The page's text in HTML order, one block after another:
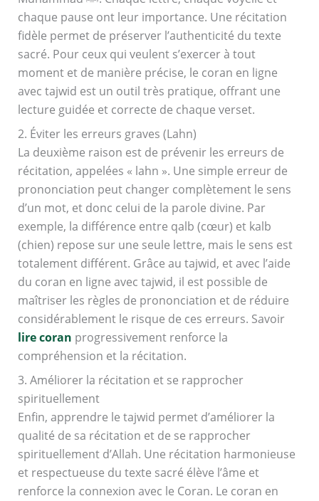
chaque pause ont leur importance. Une récitation
fidèle permet de préserver l’authenticité du texte
sacré. Pour ceux qui veulent s’exercer à tout
moment et de manière précise, le coran en ligne
avec tajwid est un outil très pratique, offrant une
lecture guidée et correcte de chaque verset.
2. Éviter les erreurs graves (Lahn)
La deuxième raison est de prévenir les erreurs de
récitation, appelées « lahn ». Une simple erreur de
prononciation peut changer complètement le sens
d’un mot, et donc celui de la parole divine. Par
exemple, la différence entre qalb (cœur) et kalb
(chien) repose sur une seule lettre, mais le sens est
totalement différent. Grâce au tajwid, et avec l’aide
du coran en ligne avec tajwid, il est possible de
maîtriser les règles de prononciation et de réduire
considérablement le risque de ces erreurs. Savoir
lire coran progressivement renforce la
compréhension et la récitation.
3. Améliorer la récitation et se rapprocher
spirituellement
Enfin, apprendre le tajwid permet d’améliorer la
qualité de sa récitation et de se rapprocher
spirituellement d’Allah. Une récitation harmonieuse
et respectueuse du texte sacré élève l’âme et
renforce la connexion avec le Coran. Le coran en